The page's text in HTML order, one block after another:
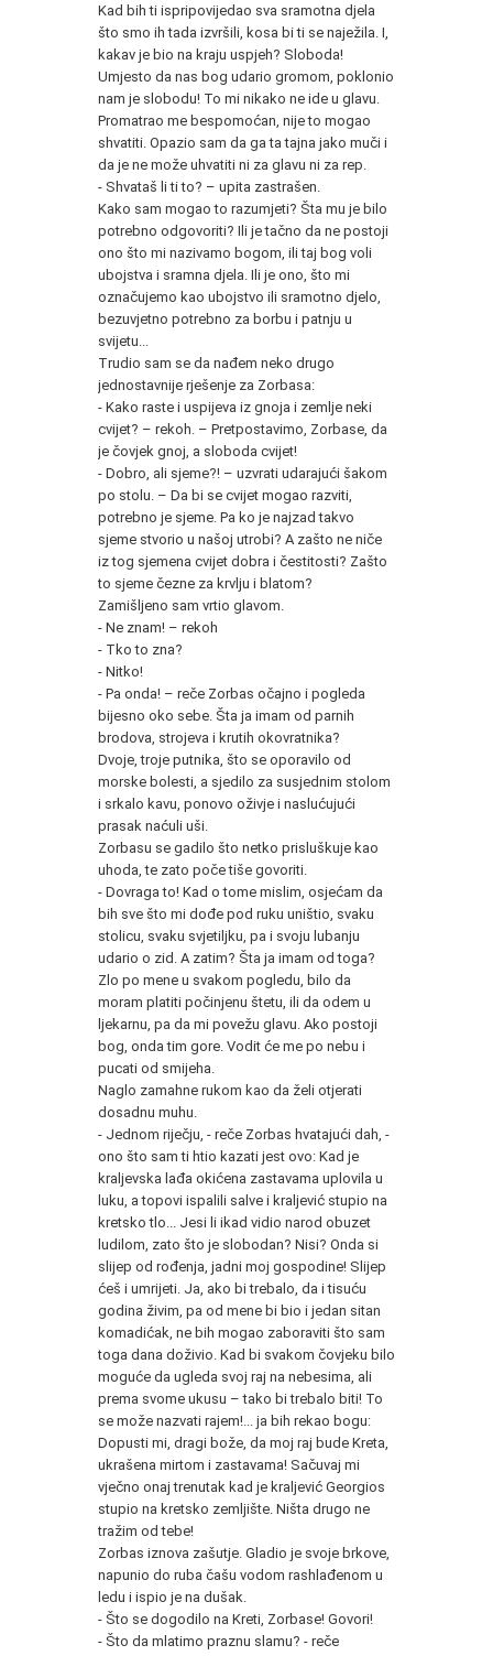
Kad bih ti ispripovijedao sva sramotna djela
što smo ih tada izvršili, kosa bi ti se naježila. I,
kakav je bio na kraju uspjeh? Sloboda!
Umjesto da nas bog udario gromom, poklonio
nam je slobodu! To mi nikako ne ide u glavu.
Promatrao me bespomoćan, nije to mogao
shvatiti. Opazio sam da ga ta tajna jako muči i
da je ne može uhvatiti ni za glavu ni za rep.
- Shvataš li ti to? – upita zastrašen.
Kako sam mogao to razumjeti? Šta mu je bilo
potrebno odgovoriti? Ili je tačno da ne postoji
ono što mi nazivamo bogom, ili taj bog voli
ubojstva i sramna djela. Ili je ono, što mi
označujemo kao ubojstvo ili sramotno djelo,
bezuvjetno potrebno za borbu i patnju u
svijetu...
Trudio sam se da nađem neko drugo
jednostavnije rješenje za Zorbasa:
- Kako raste i uspijeva iz gnoja i zemlje neki
cvijet? – rekoh. – Pretpostavimo, Zorbase, da
je čovjek gnoj, a sloboda cvijet!
- Dobro, ali sjeme?! – uzvrati udarajući šakom
po stolu. – Da bi se cvijet mogao razviti,
potrebno je sjeme. Pa ko je najzad takvo
sjeme stvorio u našoj utrobi? A zašto ne niče
iz tog sjemena cvijet dobra i čestitosti? Zašto
to sjeme čezne za krvlju i blatom?
Zamišljeno sam vrtio glavom.
- Ne znam! – rekoh
- Tko to zna?
- Nitko!
- Pa onda! – reče Zorbas očajno i pogleda
bijesno oko sebe. Šta ja imam od parnih
brodova, strojeva i krutih okovratnika?
Dvoje, troje putnika, što se oporavilo od
morske bolesti, a sjedilo za susjednim stolom
i srkalo kavu, ponovo oživje i naslućujući
prasak naćuli uši.
Zorbasu se gadilo što netko prisluškuje kao
uhoda, te zato poče tiše govoriti.
- Dovraga to! Kad o tome mislim, osjećam da
bih sve što mi dođe pod ruku uništio, svaku
stolicu, svaku svjetiljku, pa i svoju lubanju
udario o zid. A zatim? Šta ja imam od toga?
Zlo po mene u svakom pogledu, bilo da
moram platiti počinjenu štetu, ili da odem u
ljekarnu, pa da mi povežu glavu. Ako postoji
bog, onda tim gore. Vodit će me po nebu i
pucati od smijeha.
Naglo zamahne rukom kao da želi otjerati
dosadnu muhu.
- Jednom riječju, - reče Zorbas hvatajući dah, -
ono što sam ti htio kazati jest ovo: Kad je
kraljevska lađa okićena zastavama uplovila u
luku, a topovi ispalili salve i kraljević stupio na
kretsko tlo... Jesi li ikad vidio narod obuzet
ludilom, zato što je slobodan? Nisi? Onda si
slijep od rođenja, jadni moj gospodine! Slijep
ćeš i umrijeti. Ja, ako bi trebalo, da i tisuću
godina živim, pa od mene bi bio i jedan sitan
komadićak, ne bih mogao zaboraviti što sam
toga dana doživio. Kad bi svakom čovjeku bilo
moguće da ugleda svoj raj na nebesima, ali
prema svome ukusu – tako bi trebalo biti! To
se može nazvati rajem!... ja bih rekao bogu:
Dopusti mi, dragi bože, da moj raj bude Kreta,
ukrašena mirtom i zastavama! Sačuvaj mi
vječno onaj trenutak kad je kraljević Georgios
stupio na kretsko zemljište. Ništa drugo ne
tražim od tebe!
Zorbas iznova zašutje. Gladio je svoje brkove,
napunio do ruba čašu vodom rashlađenom u
ledu i ispio je na dušak.
- Što se dogodilo na Kreti, Zorbase! Govori!
- Što da mlatimo praznu slamu? - reče